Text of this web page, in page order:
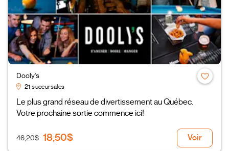
Dooly's
21 succursales
Le plus grand réseau de divertissement au Québec.
Votre prochaine sortie commence ici!
46,20$ 18,50$ Voir